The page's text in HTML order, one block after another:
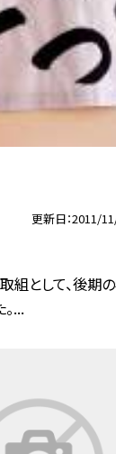
更新日 2011/
組として、後期
...